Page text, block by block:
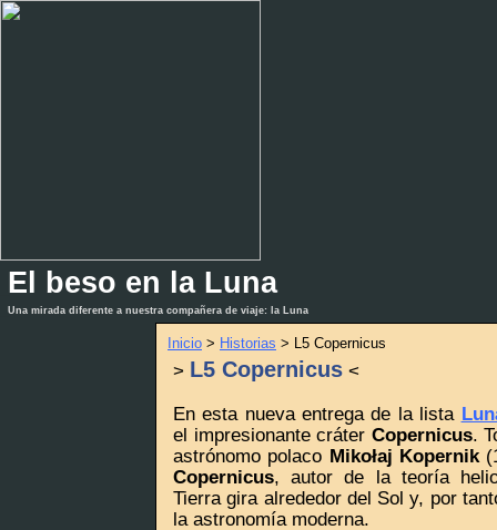
El beso en la Luna
Una mirada diferente a nuestra compañera de viaje: la Luna
Inicio > Historias > L5 Copernicus
> L5 Copernicus <
En esta nueva entrega de la lista
el impresionante cráter Copernicus.
astrónomo polaco Mikołaj Kopernik
Copernicus, autor de la teoría
Tierra gira alrededor del Sol y, por
la astronomía moderna.